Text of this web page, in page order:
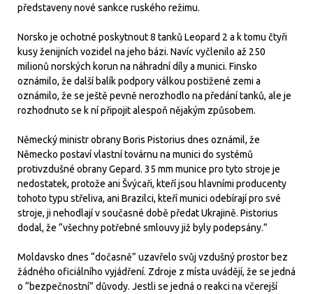
představeny nové sankce ruského režimu.
Norsko je ochotné poskytnout 8 tanků Leopard 2 a k tomu čtyři
kusy ženijních vozidel na jeho bázi. Navíc vyčlenilo až 250
milionů norských korun na náhradní díly a munici. Finsko
oznámilo, že další balík podpory válkou postižené zemi a
oznámilo, že se ještě pevně nerozhodlo na předání tanků, ale je
rozhodnuto se k ní připojit alespoň nějakým způsobem.
Německý ministr obrany Boris Pistorius dnes oznámil, že
Německo postaví vlastní továrnu na munici do systémů
protivzdušné obrany Gepard. 35 mm munice pro tyto stroje je
nedostatek, protože ani Švýcaři, kteří jsou hlavními producenty
tohoto typu střeliva, ani Brazilci, kteří munici odebírají pro své
stroje, ji nehodlají v současné době předat Ukrajině. Pistorius
dodal, že “všechny potřebné smlouvy již byly podepsány.”
Moldavsko dnes “dočasně” uzavřelo svůj vzdušný prostor bez
žádného oficiálního vyjádření. Zdroje z místa uvádějí, že se jedná
o “bezpečnostní” důvody. Jestli se jedná o reakci na včerejší